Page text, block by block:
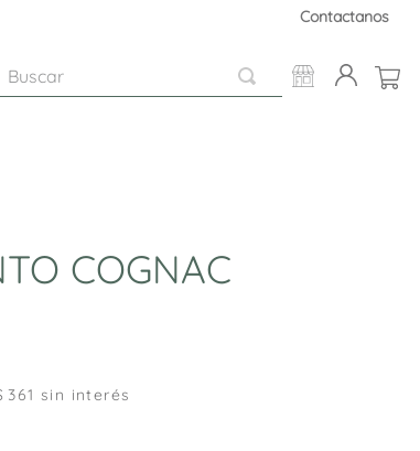
Contactanos
COGNAC
361 sin interés